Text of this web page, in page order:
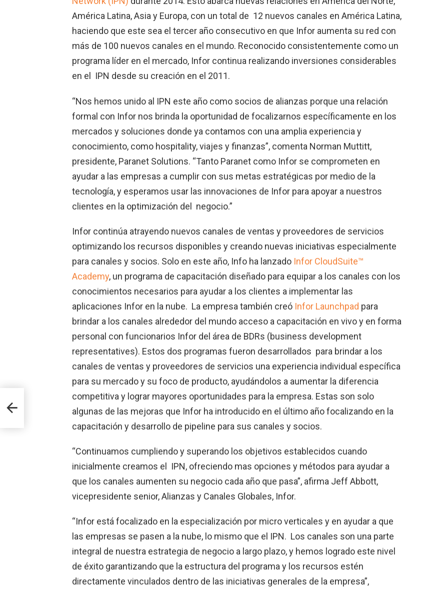
América Latina, Asia y Europa, con un total de 12 nuevos canales en América Latina,
haciendo que este sea el tercer año consecutivo en que Infor aumenta su red con
más de 100 nuevos canales en el mundo. Reconocido consistentemente como un
programa líder en el mercado, Infor continua realizando inversiones considerables
en el IPN desde su creación en el 2011.
“Nos hemos unido al IPN este año como socios de alianzas porque una relación
formal con Infor nos brinda la oportunidad de focalizarnos específicamente en los
mercados y soluciones donde ya contamos con una amplia experiencia y
conocimiento, como hospitality, viajes y finanzas”, comenta Norman Muttitt,
presidente, Paranet Solutions. “Tanto Paranet como Infor se comprometen en
ayudar a las empresas a cumplir con sus metas estratégicas por medio de la
tecnología, y esperamos usar las innovaciones de Infor para apoyar a nuestros
clientes en la optimización del negocio.”
Infor continúa atrayendo nuevos canales de ventas y proveedores de servicios
optimizando los recursos disponibles y creando nuevas iniciativas especialmente
para canales y socios. Solo en este año, Info ha lanzado Infor CloudSuite™
Academy, un programa de capacitación diseñado para equipar a los canales con los
conocimientos necesarios para ayudar a los clientes a implementar las
aplicaciones Infor en la nube. La empresa también creó Infor Launchpad para
brindar a los canales alrededor del mundo acceso a capacitación en vivo y en forma
personal con funcionarios Infor del área de BDRs (business development
representatives). Estos dos programas fueron desarrollados para brindar a los
canales de ventas y proveedores de servicios una experiencia individual específica
para su mercado y su foco de producto, ayudándolos a aumentar la diferencia
competitiva y lograr mayores oportunidades para la empresa. Estas son solo
algunas de las mejoras que Infor ha introducido en el último año focalizando en la
capacitación y desarrollo de pipeline para sus canales y socios.
“Continuamos cumpliendo y superando los objetivos establecidos cuando
inicialmente creamos el IPN, ofreciendo mas opciones y métodos para ayudar a
que los canales aumenten su negocio cada año que pasa”, afirma Jeff Abbott,
vicepresidente senior, Alianzas y Canales Globales, Infor.
“Infor está focalizado en la especialización por micro verticales y en ayudar a que
las empresas se pasen a la nube, lo mismo que el IPN. Los canales son una parte
integral de nuestra estrategia de negocio a largo plazo, y hemos logrado este nivel
de éxito garantizando que la estructura del programa y los recursos estén
directamente vinculados dentro de las iniciativas generales de la empresa”,